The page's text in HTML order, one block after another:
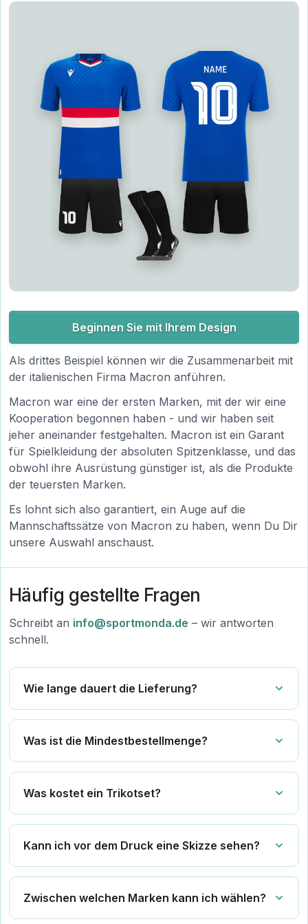
Beginnen Sie mit Ihrem Design
Als drittes Beispiel können wir die Zusammenarbeit mit
der italienischen Firma Macron anführen.
Macron war eine der ersten Marken, mit der wir eine
Kooperation begonnen haben - und wir haben seit
jeher aneinander festgehalten. Macron ist ein Garant
für Spielkleidung der absoluten Spitzenklasse, und das
obwohl ihre Ausrüstung günstiger ist, als die Produkte
der teuersten Marken.
Es lohnt sich also garantiert, ein Auge auf die
Mannschaftssätze von Macron zu haben, wenn Du Dir
unsere Auswahl anschaust.
Häufig gestellte Fragen
Schreibt an info@sportmonda.de – wir antworten
schnell.
Wie lange dauert die Lieferung?
Was ist die Mindestbestellmenge?
Was kostet ein Trikotset?
Kann ich vor dem Druck eine Skizze sehen?
Zwischen welchen Marken kann ich wählen?